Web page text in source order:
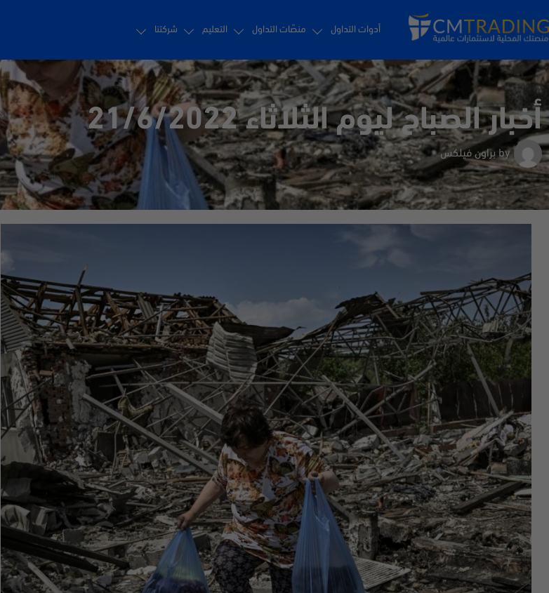
أدوات التداول منصّات التداول التعليم شركتنا
أخبار الصباح ليوم الثلاثاء 21/6/2022
by براون فيلكس